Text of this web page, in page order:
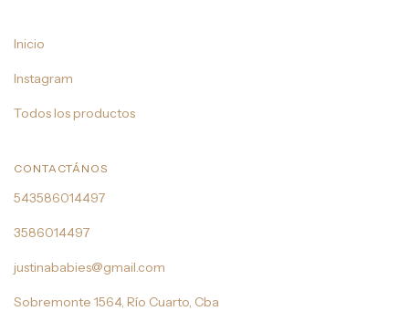
Inicio
Instagram
Todos los productos
CONTACTÁNOS
543586014497
3586014497
justinababies@gmail.com
Sobremonte 1564, Río Cuarto, Cba